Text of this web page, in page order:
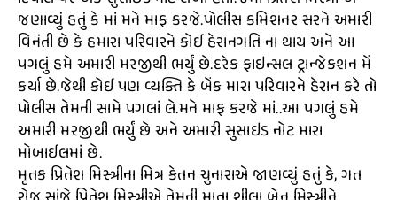
જણાવ્યું હતું કે માં મને માફ કરજે.પોલીસ કમિશનર સરને અમારી
વિનંતી છે કે હમારા પરિવારને કોઈ હેરાનગતિ ના થાય અને આ
પગલું હમે અમારી મરજીથી ભર્યું છે.દરેક ફાઇન્સલ ટ્રાન્જેકશન મેં
કર્યા છે.જેથી કોઈ પણ વ્યક્તિ કે બેંક મારા પરિવારને હેરાન કરે તો
પોલીસ તેમની સામે પગલાં લે.મને માફ કરજે માં..આ પગલું હમે
અમારી મરજીથી ભર્યું છે અને અમારી સુસાઇડ નોટ મારા
મોબાઈલમાં છે.
મૃતક પ્રિતેશ મિસ્ત્રીના મિત્ર કેતન ચુનારાએ જાણવ્યું હતું કે, ગત